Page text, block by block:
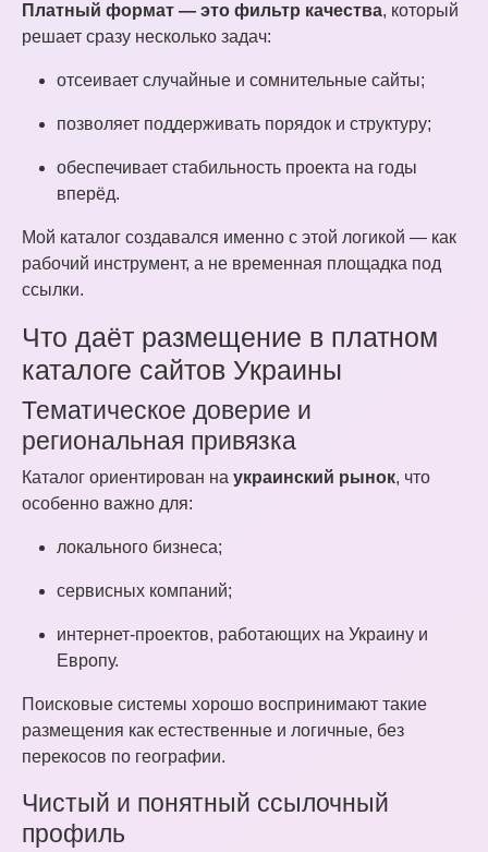
Платный формат — это фильтр качества, который
решает сразу несколько задач:
отсеивает случайные и сомнительные сайты;
позволяет поддерживать порядок и структуру;
обеспечивает стабильность проекта на годы
вперёд.
Мой каталог создавался именно с этой логикой — как
рабочий инструмент, а не временная площадка под
ссылки.
Что даёт размещение в платном
каталоге сайтов Украины
Тематическое доверие и
региональная привязка
Каталог ориентирован на украинский рынок, что
особенно важно для:
локального бизнеса;
сервисных компаний;
интернет-проектов, работающих на Украину и
Европу.
Поисковые системы хорошо воспринимают такие
размещения как естественные и логичные, без
перекосов по географии.
Чистый и понятный ссылочный
профиль